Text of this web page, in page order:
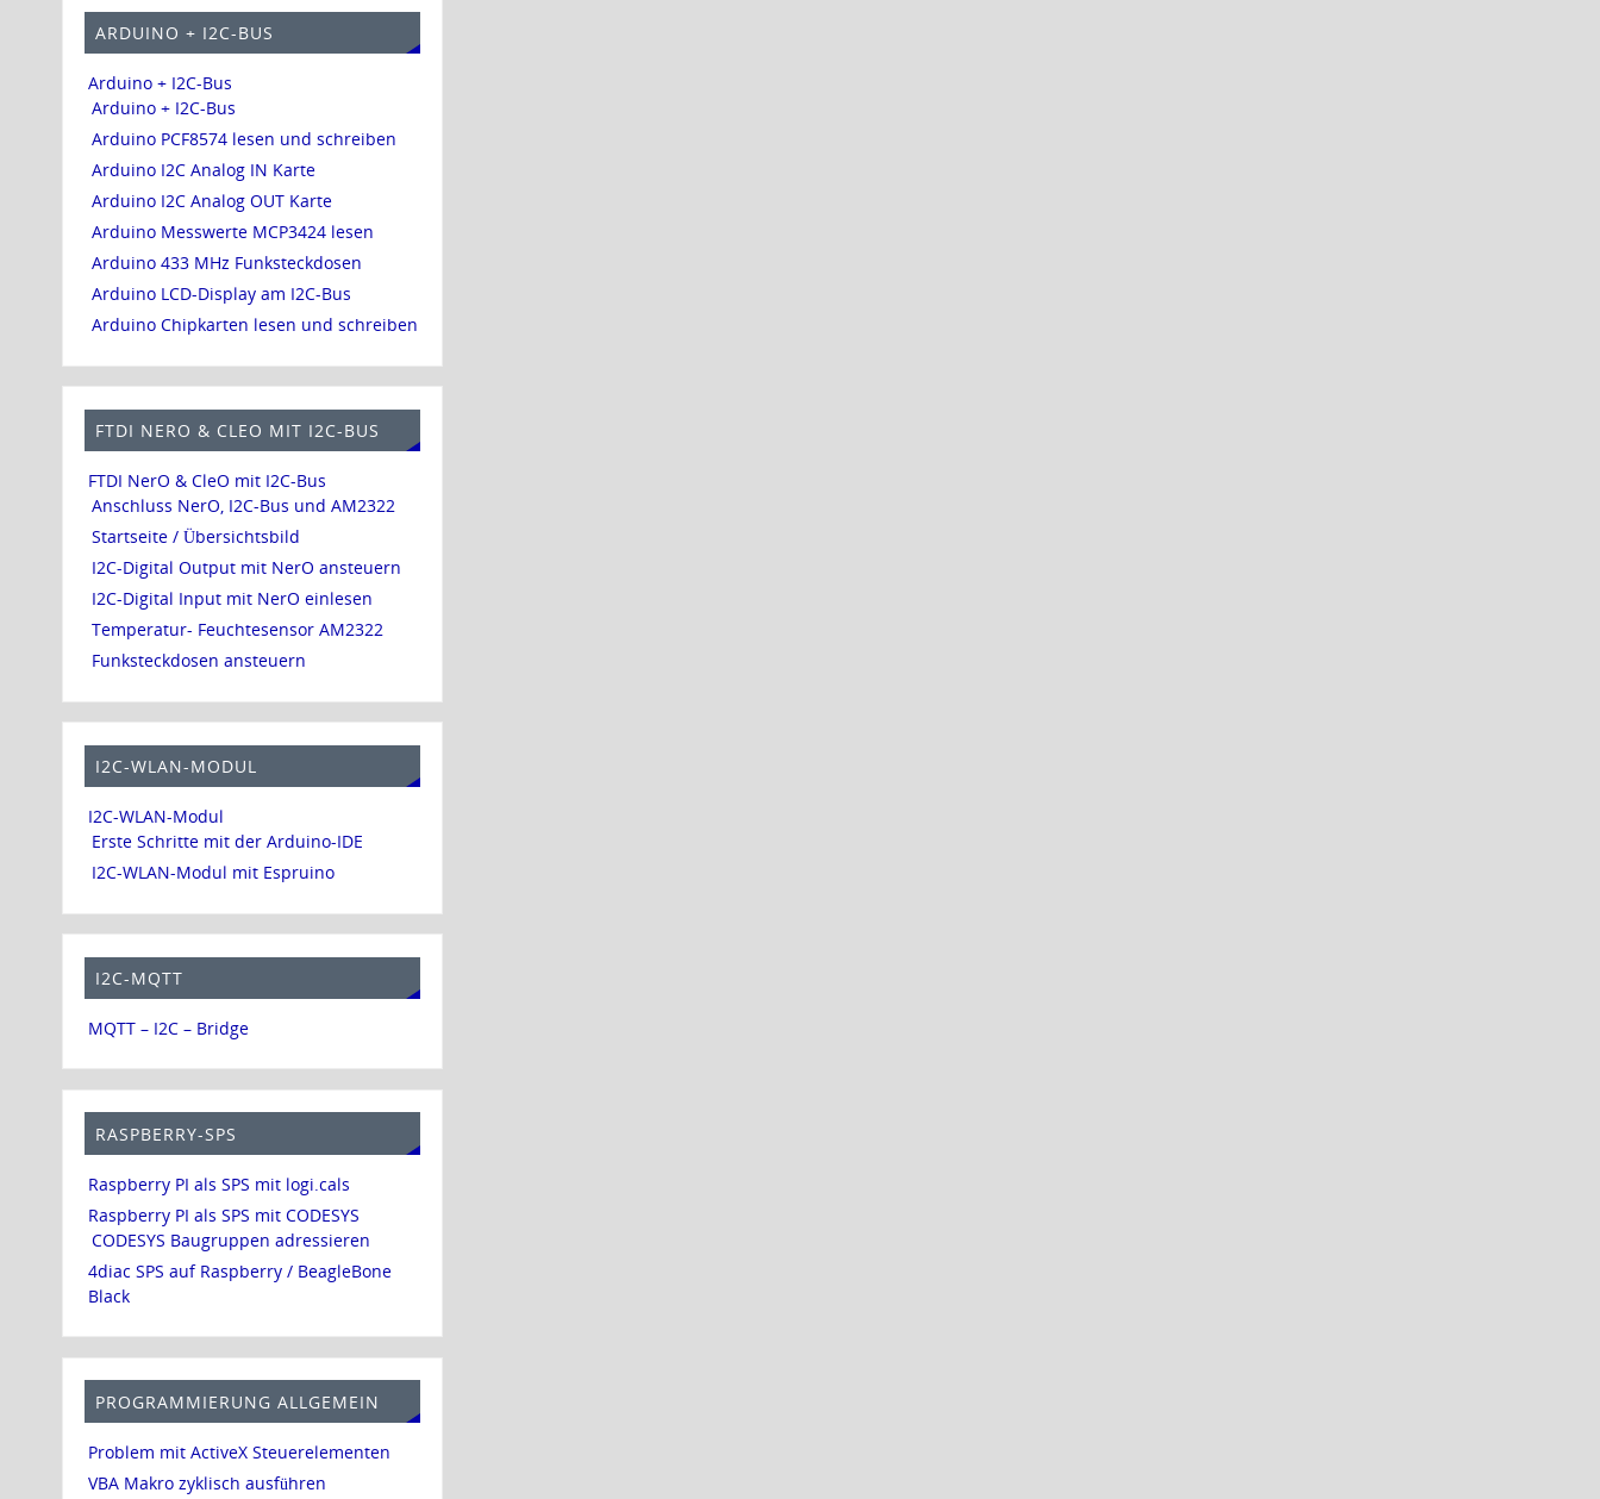
ARDUINO + I2C-BUS
Arduino + I2C-Bus
Arduino + I2C-Bus
Arduino PCF8574 lesen und schreiben
Arduino I2C Analog IN Karte
Arduino I2C Analog OUT Karte
Arduino Messwerte MCP3424 lesen
Arduino 433 MHz Funksteckdosen
Arduino LCD-Display am I2C-Bus
Arduino Chipkarten lesen und schreiben
FTDI NERO & CLEO MIT I2C-BUS
FTDI NerO & CleO mit I2C-Bus
Anschluss NerO, I2C-Bus und AM2322
Startseite / Übersichtsbild
I2C-Digital Output mit NerO ansteuern
I2C-Digital Input mit NerO einlesen
Temperatur- Feuchtesensor AM2322
Funksteckdosen ansteuern
I2C-WLAN-MODUL
I2C-WLAN-Modul
Erste Schritte mit der Arduino-IDE
I2C-WLAN-Modul mit Espruino
I2C-MQTT
MQTT – I2C – Bridge
RASPBERRY-SPS
Raspberry PI als SPS mit logi.cals
Raspberry PI als SPS mit CODESYS
CODESYS Baugruppen adressieren
4diac SPS auf Raspberry / BeagleBone
Black
PROGRAMMIERUNG ALLGEMEIN
Problem mit ActiveX Steuerelementen
VBA Makro zyklisch ausführen